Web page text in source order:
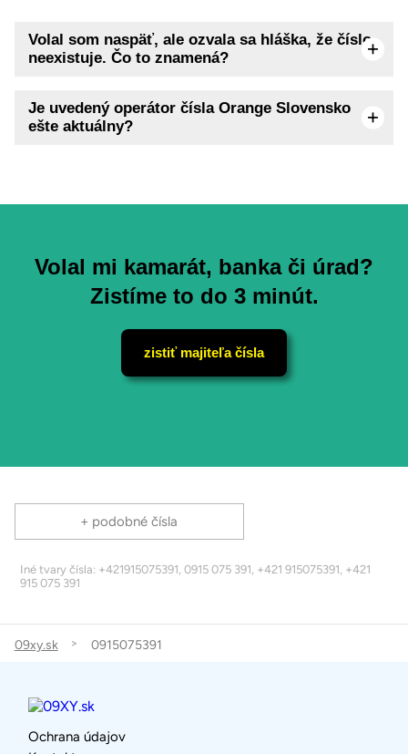
Volal som naspäť, ale ozvala sa hláška, že číslo
neexistuje. Čo to znamená?
Je uvedený operátor čísla Orange Slovensko
ešte aktuálny?
Volal mi kamarát, banka či úrad?
Zistíme to do 3 minút.
zistiť majiteľa čísla
+ podobné čísla
Iné tvary čísla: +421915075391, 0915 075 391, +421 915075391, +421
915 075 391
09xy.sk 0915075391
Ochrana údajov